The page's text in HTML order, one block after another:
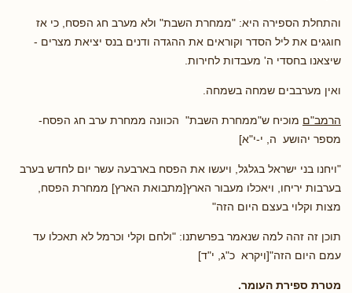
והתחלת הספירה היא: "ממחרת השבת" ולא מערב חג הפסח, כי אז
חוגגים את ליל הסדר וקוראים את ההגדה ודנים בנס יציאת מצרים -
שיצאנו בחסדי ה' מעבדות לחירות.
ואין מערבבים שמחה בשמחה.
הרמב"ם מוכיח ש"ממחרת השבת" הכוונה ממחרת ערב חג הפסח-
מספר יהושע ה, י-י"א]
"ויחנו בני ישראל בגלגל, ויעשו את הפסח בארבעה עשר יום לחדש בערב
בערבות יריחו, ויאכלו מעבור הארץ[מתבואת הארץ] ממחרת הפסח,
מצות וקלוי בעצם היום הזה"
תוכן זה זהה למה שנאמר בפרשתנו: "ולחם וקלי וכרמל לא תאכלו עד
עמם היום הזה"[ויקרא כ"ג, י"ד]
מטרת ספירת העומר.